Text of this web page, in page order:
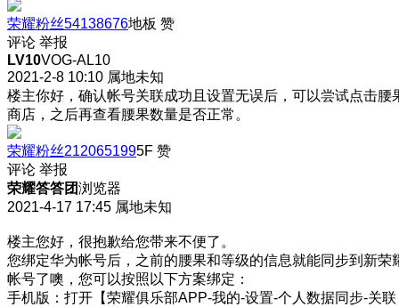
荣耀粉丝54138676地板 赞
评论 举报
LV10VOG-AL10
2021-2-8 10:10 属地未知
楼主你好，确认帐号关联成功且设置无误后，可以尝试点击腰
商店，之后再查看腰果数量是否正常。
荣耀粉丝2120651995F 赞
评论 举报
荣耀答答团浏览器
2021-4-17 17:45 属地未知
楼主您好，很抱歉给您带来不便了。
您绑定华为帐号后，之前的腰果和等级的信息就能同步到新荣
帐号了噢，您可以按照以下方案绑定：
手机版：打开【荣耀俱乐部APP-我的-设置-个人数据同步-关联